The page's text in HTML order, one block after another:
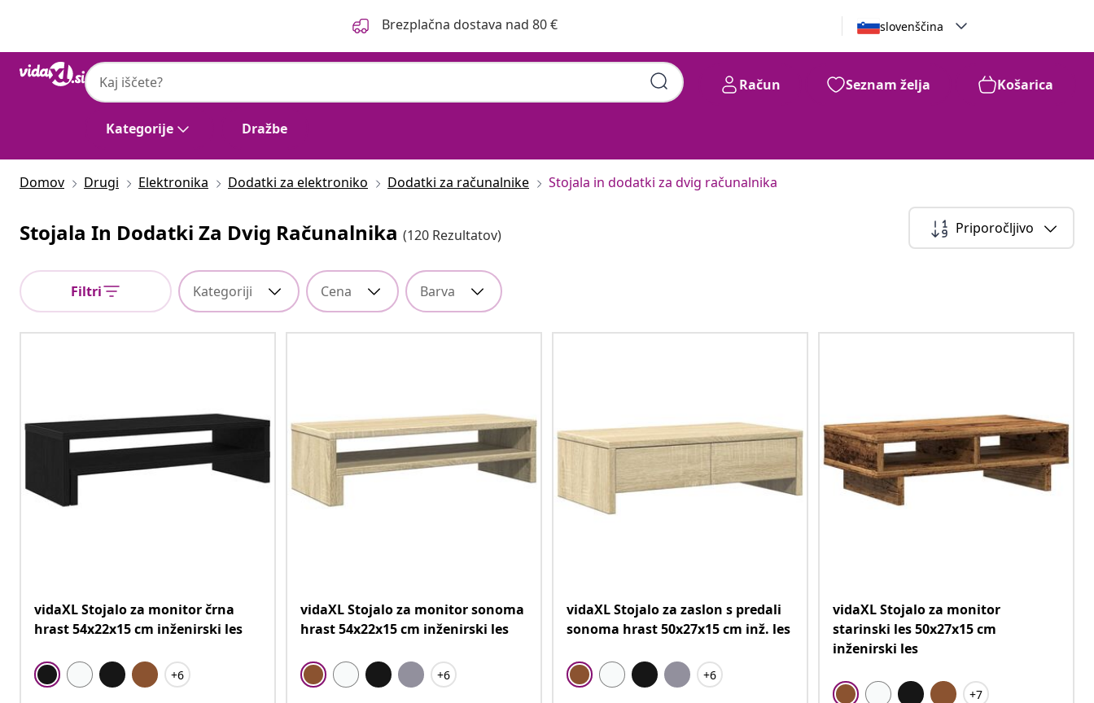
Brezplačna dostava nad 80 € slovenščina
Kategorije Dražbe
Račun Seznam želja Košarica
Domov Drugi Elektronika Dodatki za elektroniko Dodatki za računalnike Stojala in dodatki za dvig računalnika
Stojala In Dodatki Za Dvig Računalnika (120 Rezultatov) Priporočljivo
Filtri Kategoriji Cena Barva
vidaXL Stojalo za monitor črna
hrast 54x22x15 cm inženirski les
+6
vidaXL Stojalo za monitor sonoma
hrast 54x22x15 cm inženirski les
+6
vidaXL Stojalo za zaslon s predali
sonoma hrast 50x27x15 cm inž. les
+6
vidaXL Stojalo za monitor
starinski les 50x27x15 cm
inženirski les
+7